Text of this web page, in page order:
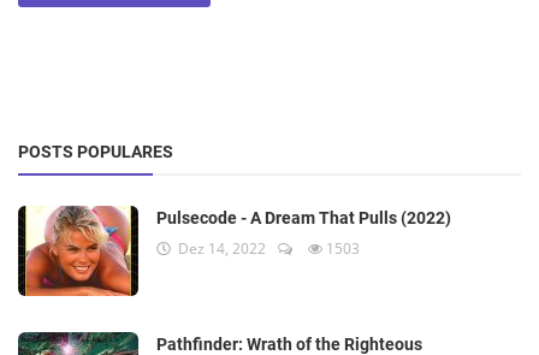
POSTS POPULARES
Pulsecode - A Dream That Pulls (2022)
Dez 14, 2022 1503
Pathfinder: Wrath of the Righteous